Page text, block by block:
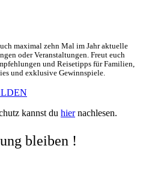
maximal zehn Mal im Jahr aktuelle
oder Veranstaltungen. Freut euch
und Reisetipps für Familien,
und exklusive Gewinnspiele.
kannst du hiernachlesen.
bleiben !